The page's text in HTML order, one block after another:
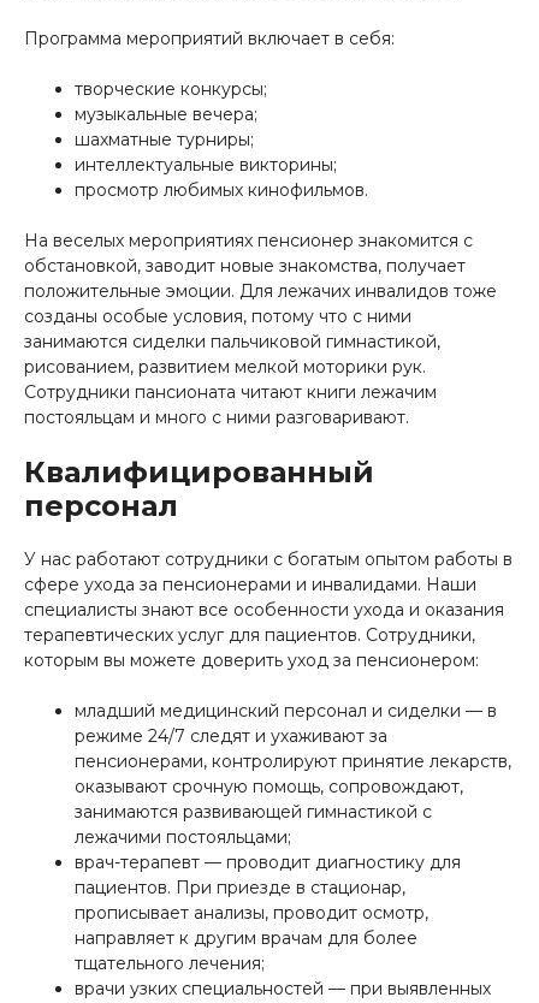
Программа мероприятий включает в себя:
творческие конкурсы;
музыкальные вечера;
шахматные турниры;
интеллектуальные викторины;
просмотр любимых кинофильмов.
На веселых мероприятиях пенсионер знакомится с
обстановкой, заводит новые знакомства, получает
положительные эмоции. Для лежачих инвалидов тоже
созданы особые условия, потому что с ними
занимаются сиделки пальчиковой гимнастикой,
рисованием, развитием мелкой моторики рук.
Сотрудники пансионата читают книги лежачим
постояльцам и много с ними разговаривают.
Квалифицированный
персонал
У нас работают сотрудники с богатым опытом работы в
сфере ухода за пенсионерами и инвалидами. Наши
специалисты знают все особенности ухода и оказания
терапевтических услуг для пациентов. Сотрудники,
которым вы можете доверить уход за пенсионером:
младший медицинский персонал и сиделки — в
режиме 24/7 следят и ухаживают за
пенсионерами, контролируют принятие лекарств,
оказывают срочную помощь, сопровождают,
занимаются развивающей гимнастикой с
лежачими постояльцами;
врач-терапевт — проводит диагностику для
пациентов. При приезде в стационар,
прописывает анализы, проводит осмотр,
направляет к другим врачам для более
тщательного лечения;
врачи узких специальностей — при выявленных